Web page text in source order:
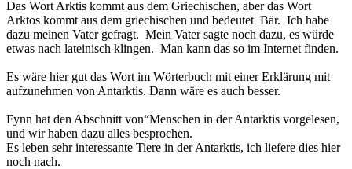
Das Wort Arktis kommt aus dem Griechischen, aber das Wort
Arktos kommt aus dem griechischen und bedeutet Bär. Ich habe
dazu meinen Vater gefragt. Mein Vater sagte noch dazu, es würde
etwas nach lateinisch klingen. Man kann das so im Internet finden.
Es wäre hier gut das Wort im Wörterbuch mit einer Erklärung mit
aufzunehmen von Antarktis. Dann wäre es auch besser.
Fynn hat den Abschnitt von“Menschen in der Antarktis vorgelesen,
und wir haben dazu alles besprochen.
Es leben sehr interessante Tiere in der Antarktis, ich liefere dies hier
noch nach.